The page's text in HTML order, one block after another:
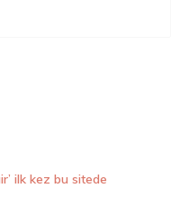
ilk kez bu sitede